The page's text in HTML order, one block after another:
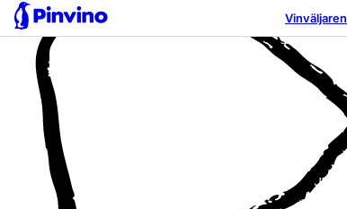
Vinväljaren